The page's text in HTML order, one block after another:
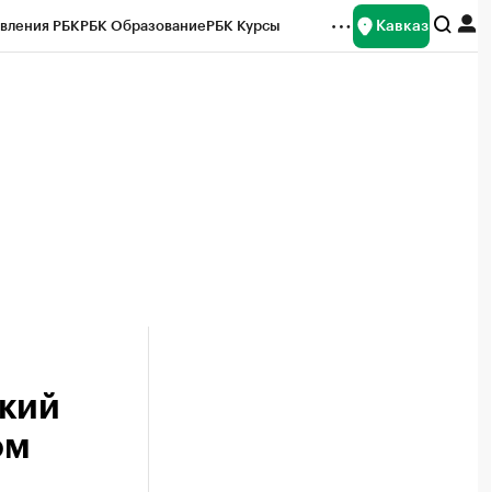
РБКРБК ОбразованиеРБК Курсы Кавказ